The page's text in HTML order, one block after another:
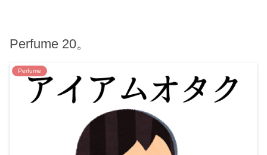
Perfume 20。
Perfume